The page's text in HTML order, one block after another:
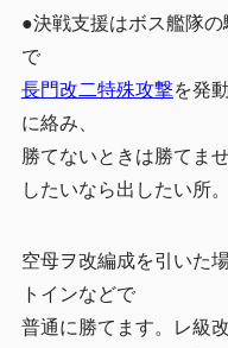
●決戦支援はボス艦隊
で
長門改二特殊攻撃を発
に絡み、
勝てないときは勝てま
したいなら出したい所。
空母ヲ改編成を引いた
トインなどで
普通に勝てます。レ級